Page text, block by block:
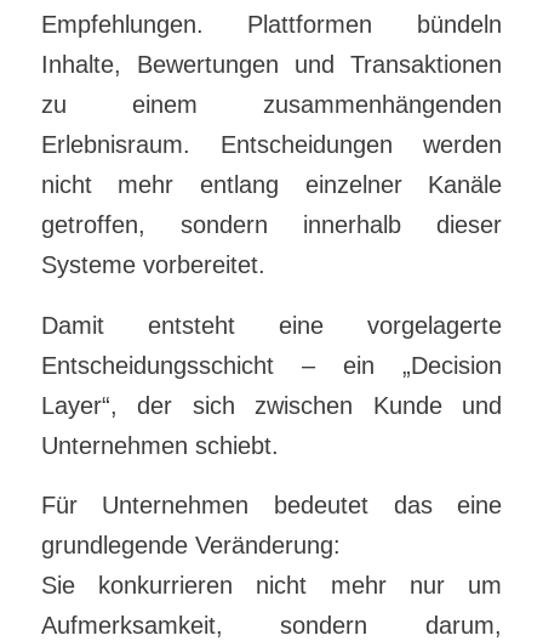
Empfehlungen. Plattformen bündeln
Inhalte, Bewertungen und Transaktionen
zu einem zusammenhängenden
Erlebnisraum. Entscheidungen werden
nicht mehr entlang einzelner Kanäle
getroffen, sondern innerhalb dieser
Systeme vorbereitet.
Damit entsteht eine vorgelagerte
Entscheidungsschicht – ein „Decision
Layer“, der sich zwischen Kunde und
Unternehmen schiebt.
Für Unternehmen bedeutet das eine
grundlegende Veränderung:
Sie konkurrieren nicht mehr nur um
Aufmerksamkeit, sondern darum,